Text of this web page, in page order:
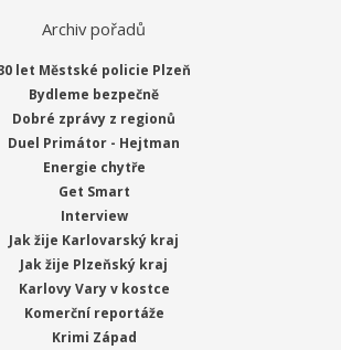
Archiv pořadů
let Městské policie Plzeň
Bydleme bezpečně
Dobré zprávy z regionů
Duel Primátor - Hejtman
Energie chytře
Get Smart
Interview
Jak žije Karlovarský kraj
Jak žije Plzeňský kraj
Karlovy Vary v kostce
Komerční reportáže
Krimi Západ